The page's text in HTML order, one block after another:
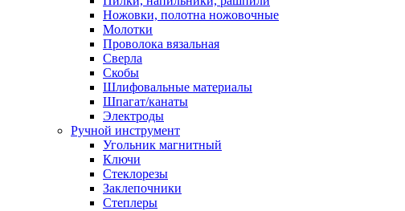
Ножовки, полотна ножовочные
Молотки
Проволока вязальная
Сверла
Скобы
Шлифовальные материалы
Шпагат/канаты
Электроды
Ручной инструмент
Угольник магнитный
Ключи
Стеклорезы
Заклепочники
Степлеры